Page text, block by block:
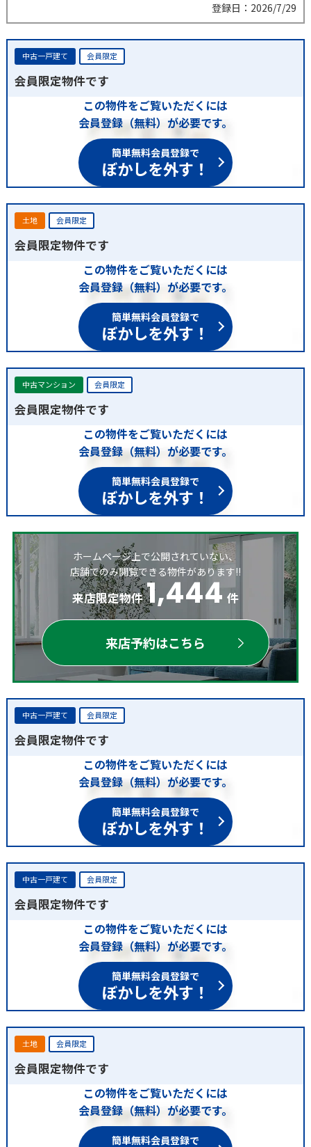
登録日：2026/7/29
中古一戸建て 会員限定
会員限定物件です
この物件をご覧いただくには
会員登録（無料）が必要です。
簡単無料会員登録で
ぼかしを外す！
土地 会員限定
会員限定物件です
この物件をご覧いただくには
会員登録（無料）が必要です。
簡単無料会員登録で
ぼかしを外す！
中古マンション 会員限定
会員限定物件です
この物件をご覧いただくには
会員登録（無料）が必要です。
簡単無料会員登録で
ぼかしを外す！
ホームページ上で公開されていない、
店舗でのみ閲覧できる物件があります!!
来店限定物件 1,444 件
来店予約はこちら
中古一戸建て 会員限定
会員限定物件です
この物件をご覧いただくには
会員登録（無料）が必要です。
簡単無料会員登録で
ぼかしを外す！
中古一戸建て 会員限定
会員限定物件です
この物件をご覧いただくには
会員登録（無料）が必要です。
簡単無料会員登録で
ぼかしを外す！
土地 会員限定
会員限定物件です
この物件をご覧いただくには
会員登録（無料）が必要です。
簡単無料会員登録で